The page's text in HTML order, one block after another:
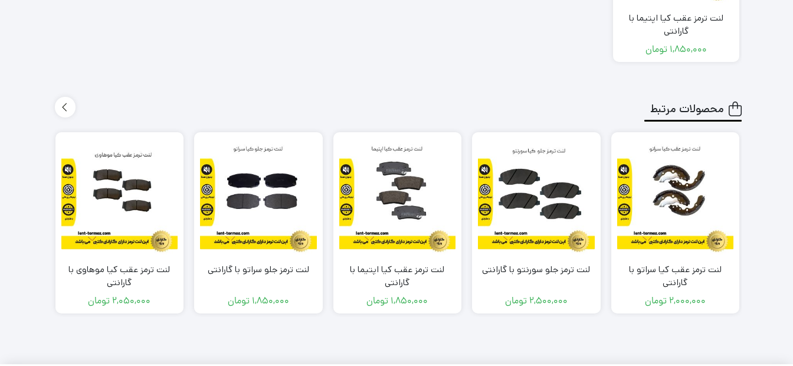
لنت ترمز عقب کیا اپتیما با
گارانتی
1,850,000 تومان
محصولات مرتبط
لنت ترمز عقب کیا سراتو با
گارانتی
2,000,000 تومان
لنت ترمز جلو سورنتو با گارانتی
2,500,000 تومان
لنت ترمز عقب کیا اپتیما با
گارانتی
1,850,000 تومان
لنت ترمز جلو سراتو با گارانتی
1,850,000 تومان
لنت ترمز عقب کیا موهاوی با
گارانتی
2,050,000 تومان